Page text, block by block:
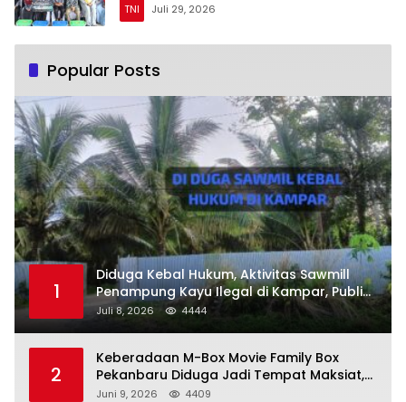
TNI Juli 29, 2026
Popular Posts
1
Diduga Kebal Hukum, Aktivitas Sawmill
Penampung Kayu Ilegal di Kampar, Publik
Soroti Komitmen Penegakan Hukum Polres
Kampar
Juli 8, 2026 4444
2
Keberadaan M-Box Movie Family Box
Pekanbaru Diduga Jadi Tempat Maksiat,
Warga Resah Minta Pemerintah Lakukan
Juni 9, 2026 4409